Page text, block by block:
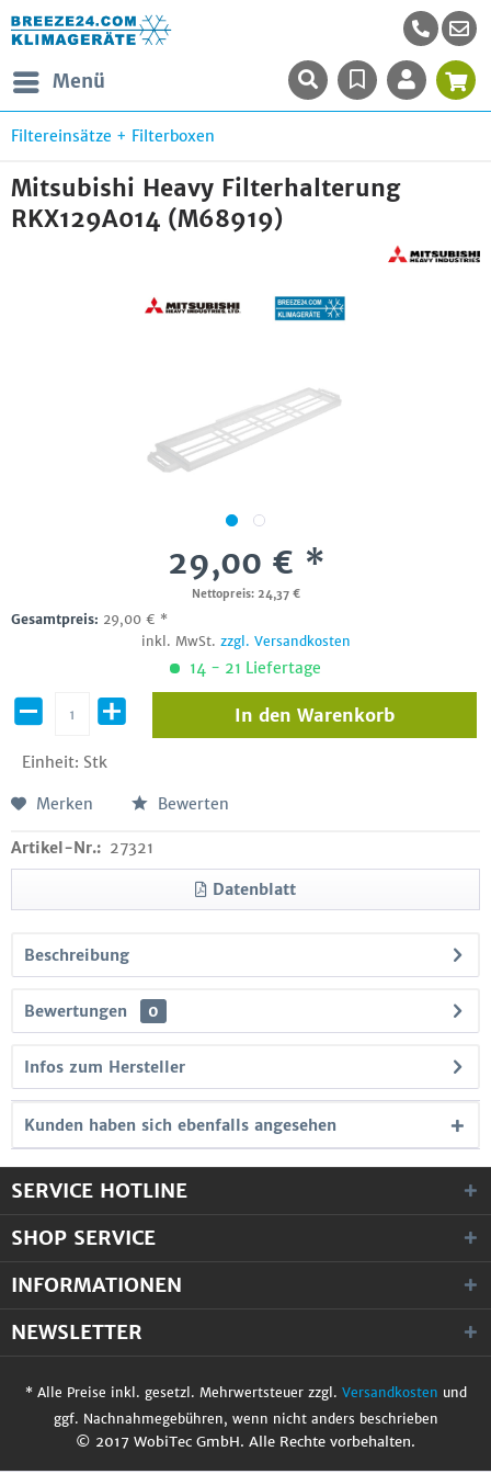
Menü
Filtereinsätze + Filterboxen
Mitsubishi Heavy Filterhalterung
RKX129A014 (M68919)
29,00 € *
Nettopreis: 24,37 €
Gesamtpreis: 29,00 € *
inkl. MwSt. zzgl. Versandkosten
14 - 21 Liefertage
Einheit: Stk
In den Warenkorb
Merken Bewerten
Artikel-Nr.: 27321
Datenblatt
Beschreibung
Bewertungen 0
Infos zum Hersteller
Kunden haben sich ebenfalls angesehen
SERVICE HOTLINE
SHOP SERVICE
INFORMATIONEN
NEWSLETTER
* Alle Preise inkl. gesetzl. Mehrwertsteuer zzgl. Versandkosten und
ggf. Nachnahmegebühren, wenn nicht anders beschrieben
© 2017 WobiTec GmbH. Alle Rechte vorbehalten.